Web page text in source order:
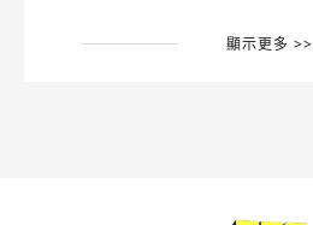
顯示更多 >>